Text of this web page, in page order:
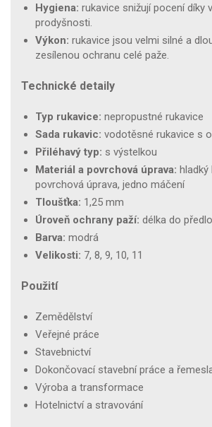
Hygiena: rukavice snižují pocení díky
prodyšnosti.
Výkon: rukavice jsou velmi silné a
zesílenou ochranu celé paže.
Technické detaily
Typ rukavice: nepropustné rukavice
Sada rukavic: vodotěsné rukavice s
Přiléhavý typ: s výstelkou
Materiál a povrchová úprava: hladký
povrchová úprava, jedno máčení
Tloušťka: 1,25 mm
Úroveň ochrany paží: délka do
Barva: modrá
Velikosti: 7, 8, 9, 10, 11
Použití
Zemědělství
Veřejné práce
Stavebnictví
Dokončovací stavební práce a
Výroba a transformace
Hotelnictví a stravování